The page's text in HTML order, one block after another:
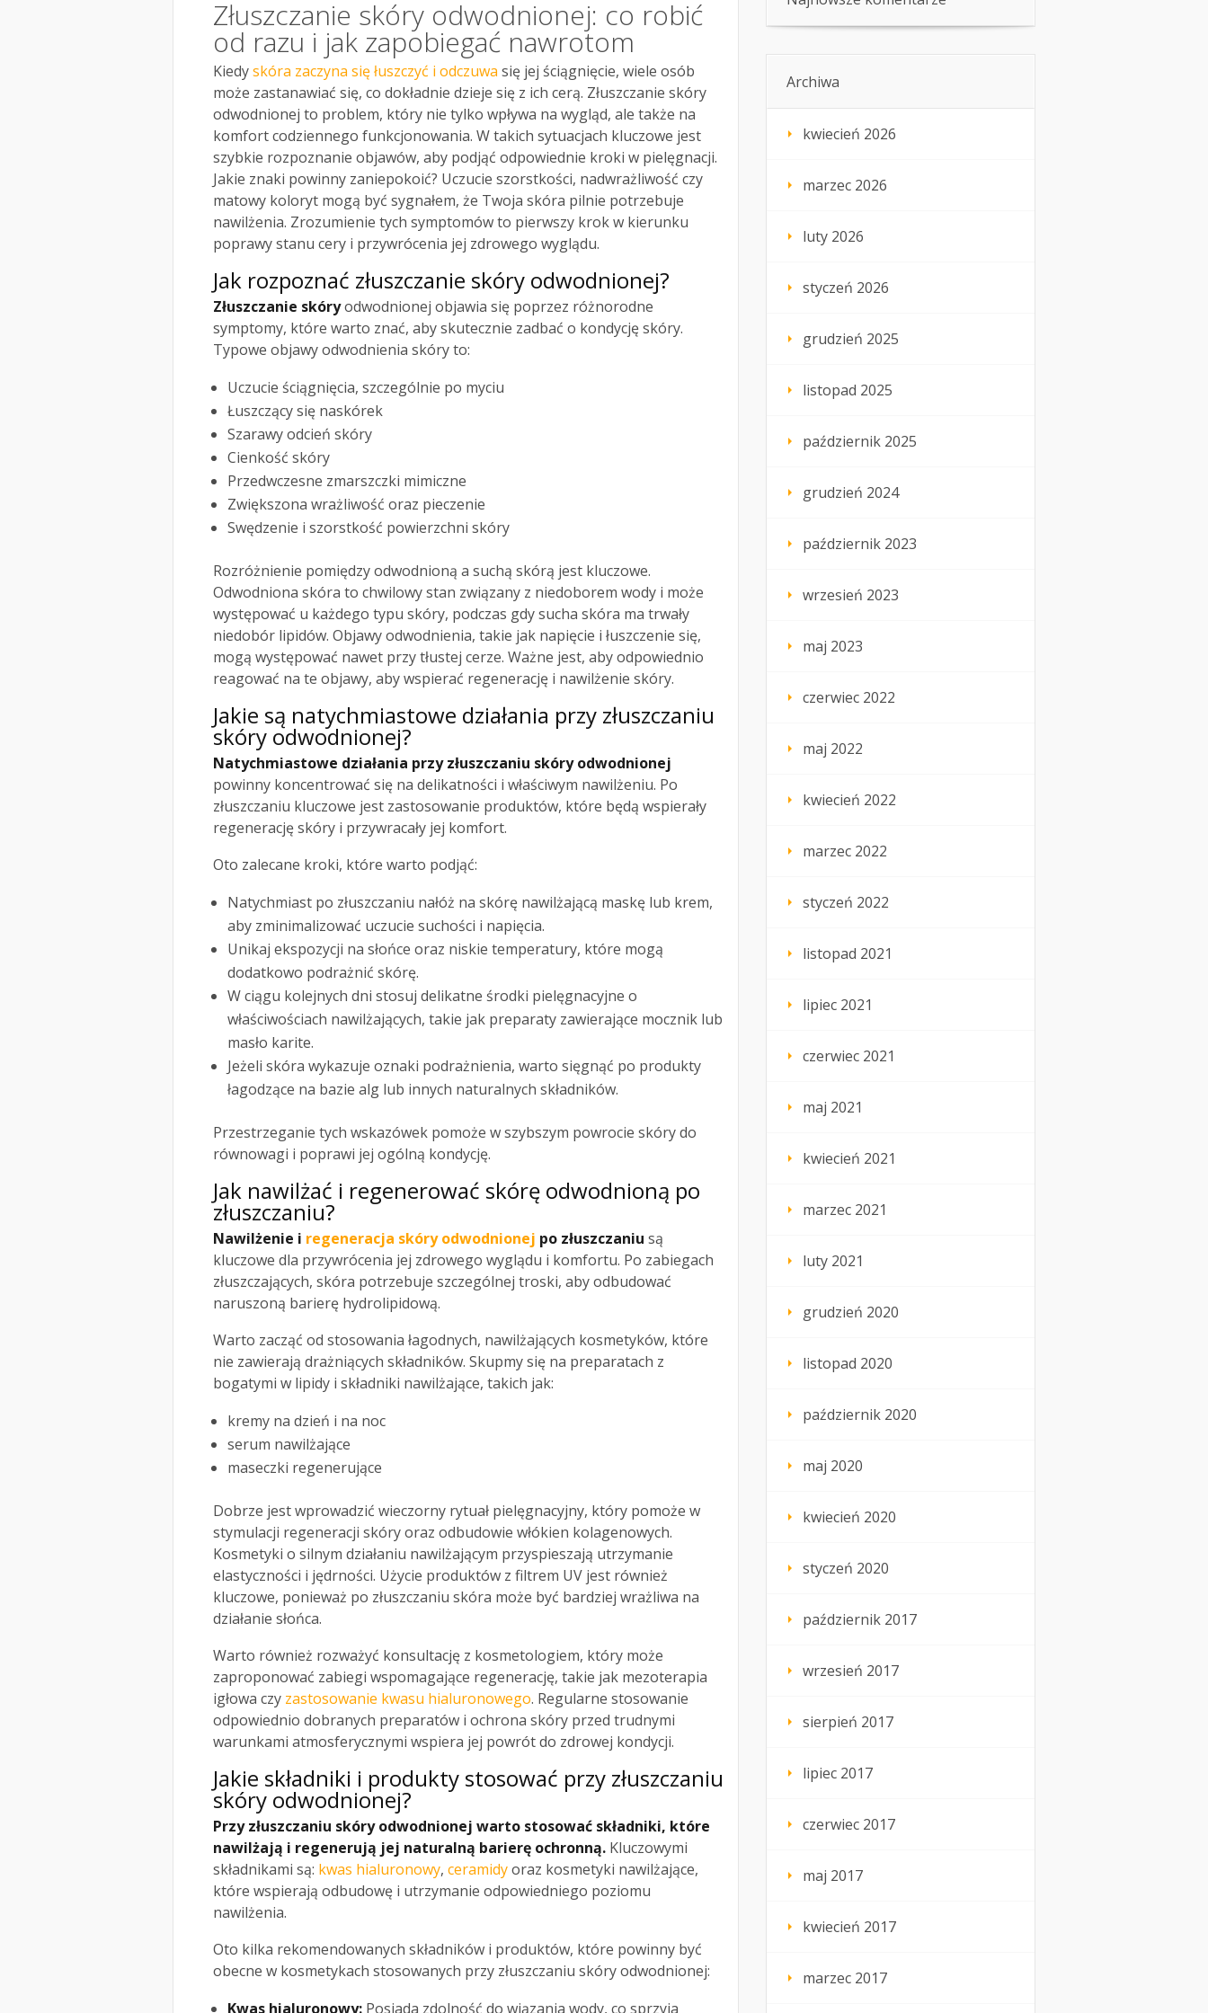
Złuszczanie skóry odwodnionej: co robić
od razu i jak zapobiegać nawrotom
Kiedyskóra zaczyna się łuszczyć i odczuwa się jej ściągnięcie, wiele osób
może zastanawiać się, co dokładnie dzieje się z ich cerą. Złuszczanie skóry
odwodnionej to problem, który nie tylko wpływa na wygląd, ale także na
komfort codziennego funkcjonowania. W takich sytuacjach kluczowe jest
szybkie rozpoznanie objawów, aby podjąć odpowiednie kroki w pielęgnacji.
Jakie znaki powinny zaniepokoić? Uczucie szorstkości, nadwrażliwość czy
matowy koloryt mogą być sygnałem, że Twoja skóra pilnie potrzebuje
nawilżenia. Zrozumienie tych symptomów to pierwszy krok w kierunku
poprawy stanu cery i przywrócenia jej zdrowego wyglądu.
Jak rozpoznać złuszczanie skóry odwodnionej?
Złuszczanie skóryodwodnionej objawia się poprzez różnorodne
symptomy, które warto znać, aby skutecznie zadbać o kondycję skóry.
Typowe objawy odwodnienia skóry to:
Uczucie ściągnięcia, szczególnie po myciu
Łuszczący się naskórek
Szarawy odcień skóry
Cienkość skóry
Przedwczesne zmarszczki mimiczne
Zwiększona wrażliwość oraz pieczenie
Swędzenie i szorstkość powierzchni skóry
Rozróżnienie pomiędzy odwodnioną a suchą skórą jest kluczowe.
Odwodniona skóra to chwilowy stan związany z niedoborem wody i może
występować u każdego typu skóry, podczas gdy sucha skóra ma trwały
niedobór lipidów. Objawy odwodnienia, takie jak napięcie i łuszczenie się,
mogą występować nawet przy tłustej cerze. Ważne jest, aby odpowiednio
reagować na te objawy, aby wspierać regenerację i nawilżenie skóry.
Jakie są natychmiastowe działania przy złuszczaniu
skóry odwodnionej?
Natychmiastowe działania przy złuszczaniu skóry odwodnionej
powinny koncentrować się na delikatności i właściwym nawilżeniu. Po
złuszczaniu kluczowe jest zastosowanie produktów, które będą wspierały
regenerację skóry i przywracały jej komfort.
Oto zalecane kroki, które warto podjąć:
Natychmiast po złuszczaniu nałóż na skórę nawilżającą maskę lub krem,
aby zminimalizować uczucie suchości i napięcia.
Unikaj ekspozycji na słońce oraz niskie temperatury, które mogą
dodatkowo podrażnić skórę.
W ciągu kolejnych dni stosuj delikatne środki pielęgnacyjne o
właściwościach nawilżających, takie jak preparaty zawierające mocznik lub
masło karite.
Jeżeli skóra wykazuje oznaki podrażnienia, warto sięgnąć po produkty
łagodzące na bazie alg lub innych naturalnych składników.
Przestrzeganie tych wskazówek pomoże w szybszym powrocie skóry do
równowagi i poprawi jej ogólną kondycję.
Jak nawilżać i regenerować skórę odwodnioną po
złuszczaniu?
Nawilżenie i regeneracja skóry odwodnionej po złuszczaniu są
kluczowe dla przywrócenia jej zdrowego wyglądu i komfortu. Po zabiegach
złuszczających, skóra potrzebuje szczególnej troski, aby odbudować
naruszoną barierę hydrolipidową.
Warto zacząć od stosowania łagodnych, nawilżających kosmetyków, które
nie zawierają drażniących składników. Skupmy się na preparatach z
bogatymi w lipidy i składniki nawilżające, takich jak:
kremy na dzień i na noc
serum nawilżające
maseczki regenerujące
Dobrze jest wprowadzić wieczorny rytuał pielęgnacyjny, który pomoże w
stymulacji regeneracji skóry oraz odbudowie włókien kolagenowych.
Kosmetyki o silnym działaniu nawilżającym przyspieszają utrzymanie
elastyczności i jędrności. Użycie produktów z filtrem UV jest również
kluczowe, ponieważ po złuszczaniu skóra może być bardziej wrażliwa na
działanie słońca.
Warto również rozważyć konsultację z kosmetologiem, który może
zaproponować zabiegi wspomagające regenerację, takie jak mezoterapia
igłowa czy zastosowanie kwasu hialuronowego. Regularne stosowanie
odpowiednio dobranych preparatów i ochrona skóry przed trudnymi
warunkami atmosferycznymi wspiera jej powrót do zdrowej kondycji.
Jakie składniki i produkty stosować przy złuszczaniu
skóry odwodnionej?
Przy złuszczaniu skóry odwodnionej warto stosować składniki, które
nawilżają i regenerują jej naturalną barierę ochronną. Kluczowymi
składnikami są: kwas hialuronowy, ceramidyoraz kosmetyki nawilżające,
które wspierają odbudowę i utrzymanie odpowiedniego poziomu
nawilżenia.
Oto kilka rekomendowanych składników i produktów, które powinny być
obecne w kosmetykach stosowanych przy złuszczaniu skóry odwodnionej:
Kwas hialuronowy: Posiada zdolność do wiązania wody, co sprzyja
Archiwa
kwiecień 2026
marzec 2026
luty 2026
styczeń 2026
grudzień 2025
listopad 2025
październik 2025
grudzień 2024
październik 2023
wrzesień 2023
maj 2023
czerwiec 2022
maj 2022
kwiecień 2022
marzec 2022
styczeń 2022
listopad 2021
lipiec 2021
czerwiec 2021
maj 2021
kwiecień 2021
marzec 2021
luty 2021
grudzień 2020
listopad 2020
październik 2020
maj 2020
kwiecień 2020
styczeń 2020
październik 2017
wrzesień 2017
sierpień 2017
lipiec 2017
czerwiec 2017
maj 2017
kwiecień 2017
marzec 2017